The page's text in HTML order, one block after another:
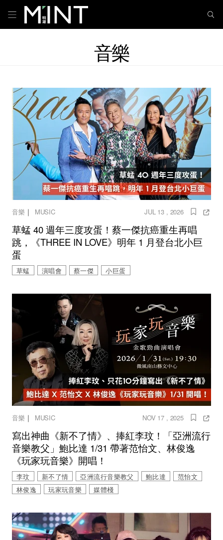
音樂
音樂 ｜ MUSIC JUL 13 , 2026
草蜢 40 週年三度攻蛋！蔡一傑抗癌重生再唱
跳，《THREE IN LOVE》明年 1 月登台北小巨
蛋
草蜢 演唱會 蔡一傑 小巨蛋
音樂 ｜ MUSIC NOV 17 , 2025
寫出神曲《新不了情》、捧紅李玟！「亞洲流行
音樂教父」鮑比達 1/31 帶著范怡文、林俊逸
《玩家玩音樂》開唱！
李玟 新不了情 亞洲流行音樂教父 鮑比達
范怡文
林俊逸
玩家玩音樂 媒體棧